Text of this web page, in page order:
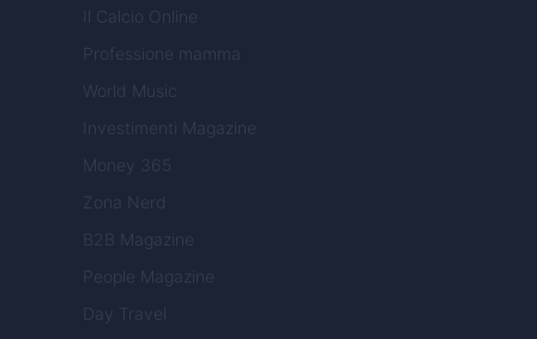
Il Calcio Online
Professione mamma
World Music
Investimenti Magazine
Money 365
Zona Nerd
B2B Magazine
People Magazine
Day Travel